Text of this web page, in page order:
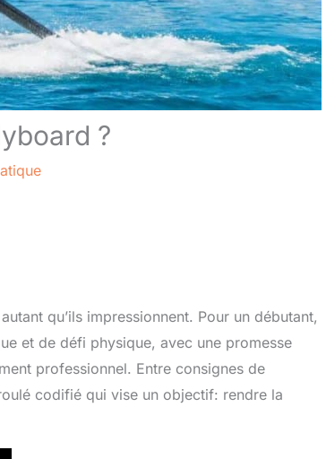
?
qu’ils impressionnent. Pour un débutant,
et de défi physique, avec une promesse
professionnel. Entre consignes de
codifié qui vise un objectif: rendre la